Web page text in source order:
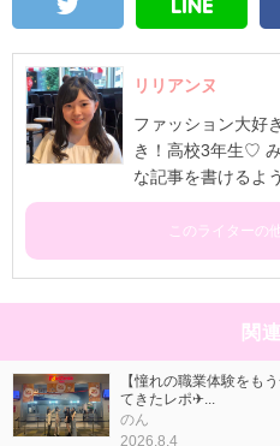
リリアンヌ
ファッション大好
き！高校3年生♡
な記事を書けるよ
このライターの
関
【憧れの職業体験をも
てきたレポ✈...
のん
2026.8.4